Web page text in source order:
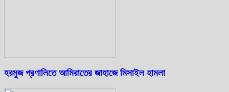
হরমুজ প্রণালিতে আমিরাতের জাহাজে মিসাইল হামলা